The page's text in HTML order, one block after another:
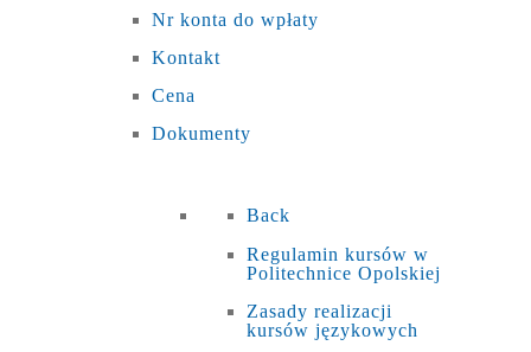
Nr konta do wpłaty
Kontakt
Cena
Dokumenty
Back
Regulamin kursów w
Politechnice Opolskiej
Zasady realizacji
kursów językowych